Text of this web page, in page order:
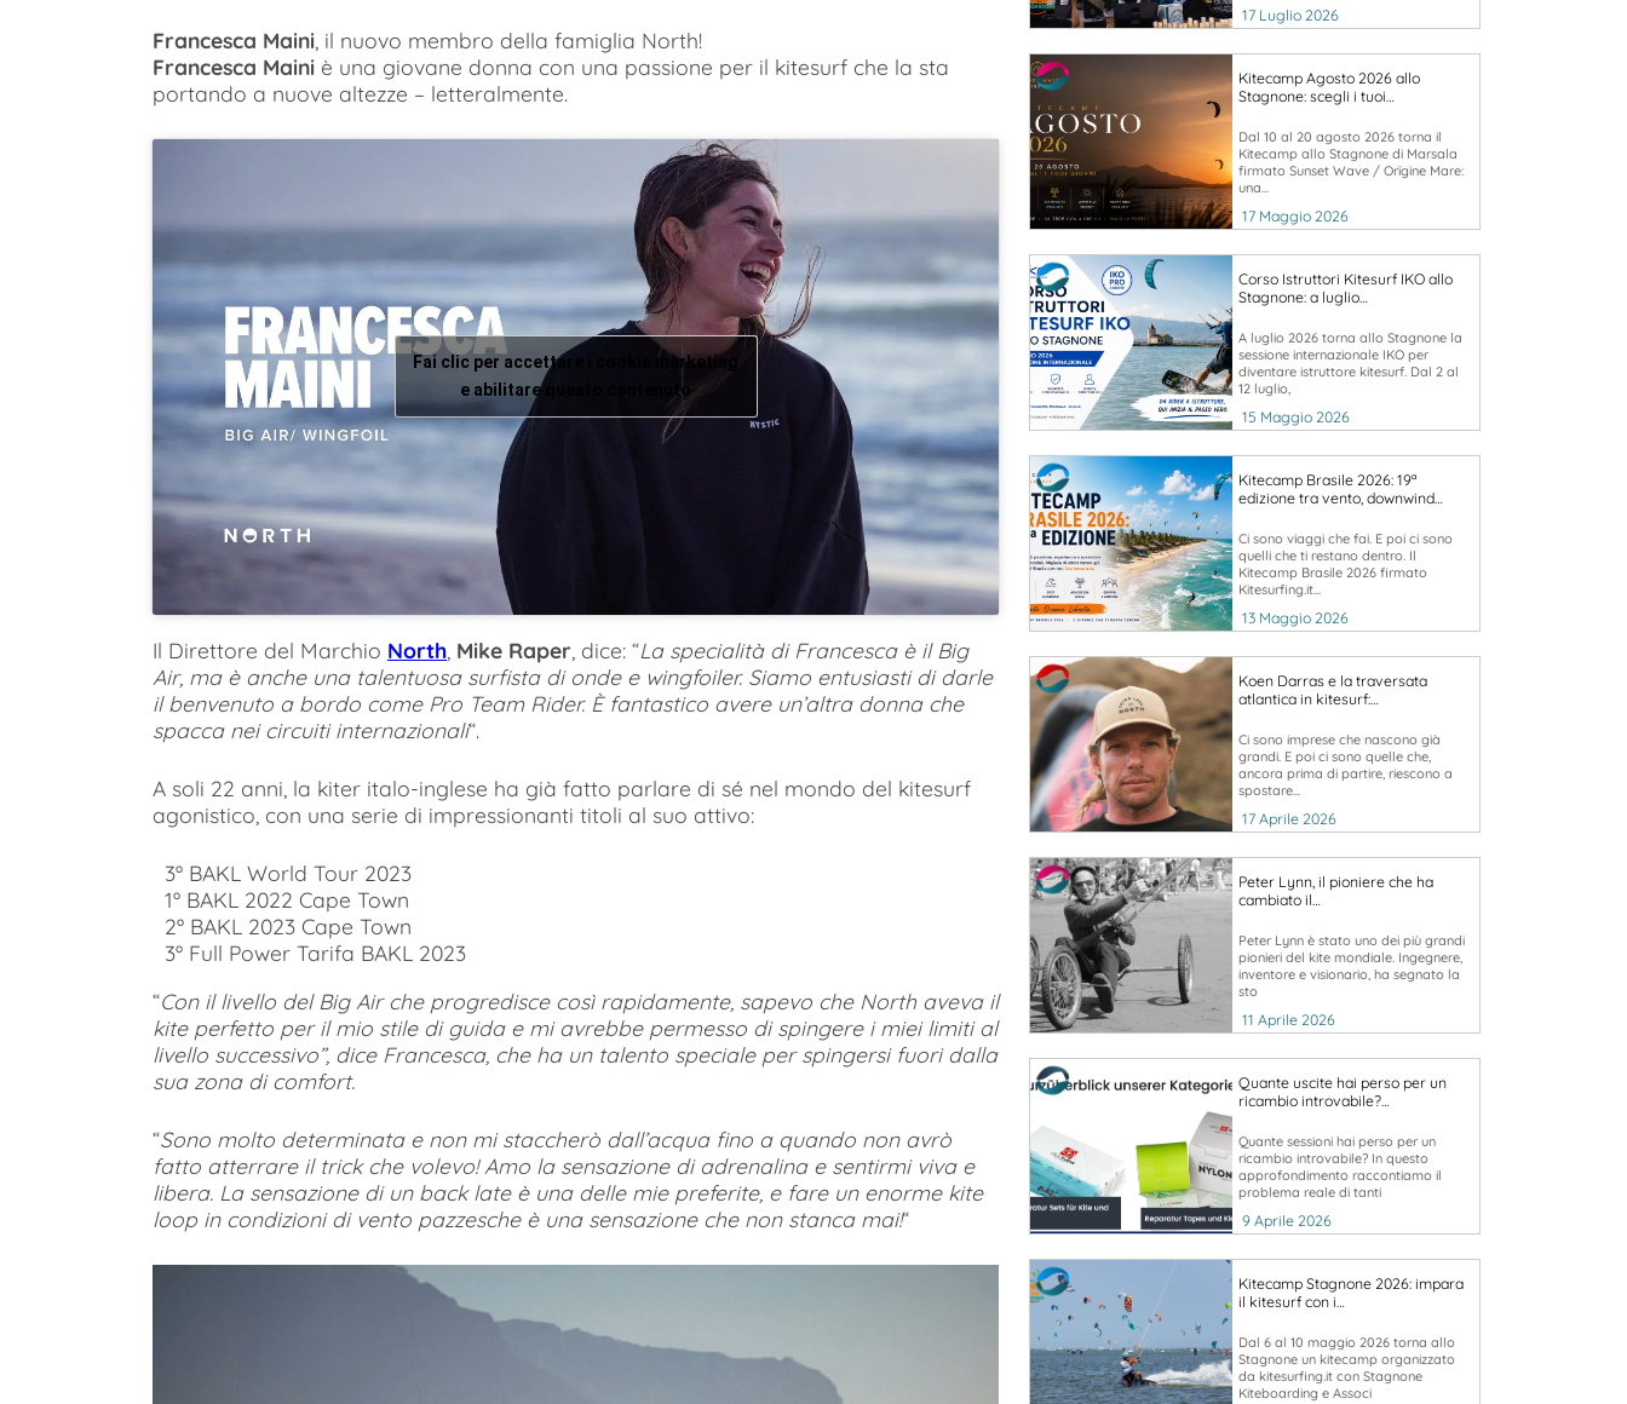
Francesca Maini , il nuovo membro della famiglia North!
Francesca Maini è una giovane donna con una passione per il kitesurf che la sta
portando a nuove altezze – letteralmente.
Fai clic per accettare i cookie marketing
e abilitare questo contenuto
Il Direttore del Marchio North Mike Raper , dice: “La specialità di Francesca è il Big
Air, ma è anche una talentuosa surfista di onde e wingfoiler. Siamo entusiasti di darle
il benvenuto a bordo come Pro Team Rider. È fantastico avere un’altra donna che
spacca nei circuiti internazionali“.
A soli 22 anni, la kiter italo-inglese ha già fatto parlare di sé nel mondo del kitesurf
agonistico, con una serie di impressionanti titoli al suo attivo:
3º BAKL World Tour 2023
1º BAKL 2022 Cape Town
2º BAKL 2023 Cape Town
3º Full Power Tarifa BAKL 2023
“Con il livello del Big Air che progredisce così rapidamente, sapevo che North aveva il
kite perfetto per il mio stile di guida e mi avrebbe permesso di spingere i miei limiti al
livello successivo”, dice Francesca, che ha un talento speciale per spingersi fuori dalla
sua zona di comfort.
“Sono molto determinata e non mi staccherò dall’acqua fino a quando non avrò
fatto atterrare il trick che volevo! Amo la sensazione di adrenalina e sentirmi viva e
libera. La sensazione di un back late è una delle mie preferite, e fare un enorme kite
loop in condizioni di vento pazzesche è una sensazione che non stanca mai!“
17 Luglio 2026
Kitecamp Agosto 2026 allo
Stagnone: scegli i tuoi…
Dal 10 al 20 agosto 2026 torna il
Kitecamp allo Stagnone di Marsala
firmato Sunset Wave / Orïgine Mare:
una...
17 Maggio 2026
Corso Istruttori Kitesurf IKO allo
Stagnone: a luglio…
A luglio 2026 torna allo Stagnone la
sessione internazionale IKO per
diventare istruttore kitesurf. Dal 2 al
12 luglio,
15 Maggio 2026
Kitecamp Brasile 2026: 19ª
edizione tra vento, downwind…
Ci sono viaggi che fai. E poi ci sono
quelli che ti restano dentro. Il
Kitecamp Brasile 2026 firmato
Kitesurfing.it...
13 Maggio 2026
Koen Darras e la traversata
atlantica in kitesurf:…
Ci sono imprese che nascono già
grandi. E poi ci sono quelle che,
ancora prima di partire, riescono a
spostare...
17 Aprile 2026
Peter Lynn, il pioniere che ha
cambiato il…
Peter Lynn è stato uno dei più grandi
pionieri del kite mondiale. Ingegnere,
inventore e visionario, ha segnato la
sto
11 Aprile 2026
Quante uscite hai perso per un
ricambio introvabile?…
Quante sessioni hai perso per un
ricambio introvabile? In questo
approfondimento raccontiamo il
problema reale di tanti
9 Aprile 2026
Kitecamp Stagnone 2026: impara
il kitesurf con i…
Dal 6 al 10 maggio 2026 torna allo
Stagnone un kitecamp organizzato
da kitesurfing.it con Stagnone
Kiteboarding e Associ